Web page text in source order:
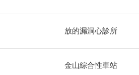
放的漏洞心診所
金山綜合性車站